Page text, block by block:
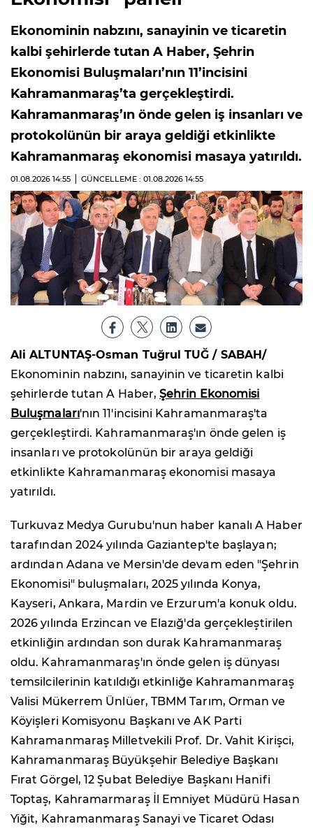
Ekonominin nabzını, sanayinin ve ticaretin
kalbi şehirlerde tutan A Haber, Şehrin
Ekonomisi Buluşmaları’nın 11’incisini
Kahramanmaraş’ta gerçekleştirdi.
Kahramanmaraş’ın önde gelen iş insanları ve
protokolünün bir araya geldiği etkinlikte
Kahramanmaraş ekonomisi masaya yatırıldı.
01.08.2026 14:55 GÜNCELLEME : 01.08.2026 14:55
Ali ALTUNTAŞ-Osman Tuğrul TUĞ / SABAH/
Ekonominin nabzını, sanayinin ve ticaretin kalbi
şehirlerde tutan A Haber,Şehrin Ekonomisi
Buluşmaları'nın 11'incisini Kahramanmaraş'ta
gerçekleştirdi. Kahramanmaraş'ın önde gelen iş
insanları ve protokolünün bir araya geldiği
etkinlikte Kahramanmaraş ekonomisi masaya
yatırıldı.
Turkuvaz Medya Gurubu'nun haber kanalı A Haber
tarafından 2024 yılında Gaziantep'te başlayan;
ardından Adana ve Mersin'de devam eden "Şehrin
Ekonomisi" buluşmaları, 2025 yılında Konya,
Kayseri, Ankara, Mardin ve Erzurum'a konuk oldu.
2026 yılında Erzincan ve Elazığ'da gerçekleştirilen
etkinliğin ardından son durak Kahramanmaraş
oldu. Kahramanmaraş'ın önde gelen iş dünyası
temsilcilerinin katıldığı etkinliğe Kahramanmaraş
Valisi Mükerrem Ünlüer, TBMM Tarım, Orman ve
Köyişleri Komisyonu Başkanı ve AK Parti
Kahramanmaraş Milletvekili Prof. Dr. Vahit Kirişci,
Kahramanmaraş Büyükşehir Belediye Başkanı
Fırat Görgel, 12 Şubat Belediye Başkanı Hanifi
Toptaş, Kahramarmaraş İl Emniyet Müdürü Hasan
Yiğit, Kahramanmaraş Sanayi ve Ticaret Odası